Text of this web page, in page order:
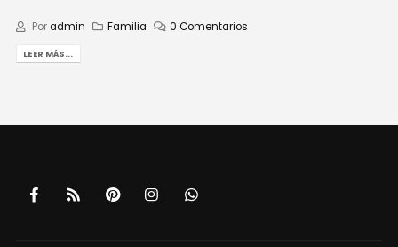
Poradmin Familia 0 Comentarios
LEER MÁS...